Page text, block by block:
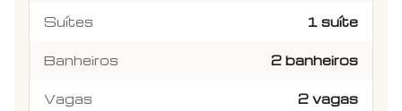
Suítes 1 suíte
Banheiros 2 banheiros
Vagas 2 vagas